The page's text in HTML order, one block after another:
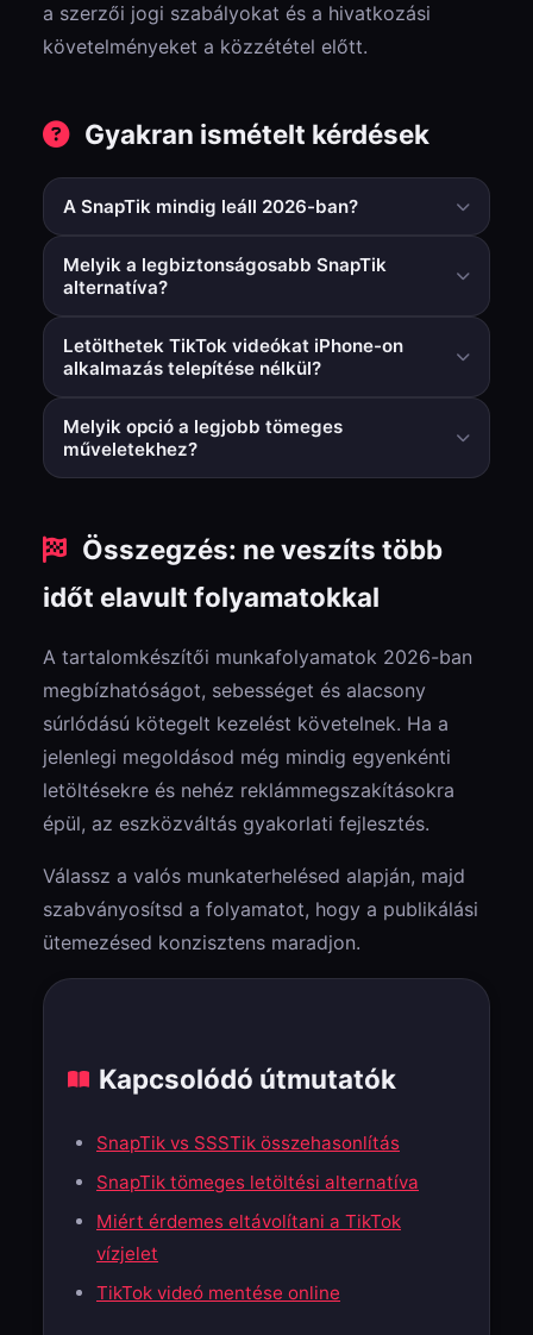
a szerzői jogi szabályokat és a hivatkozási
követelményeket a közzététel előtt.
Gyakran ismételt kérdések
A SnapTik mindig leáll 2026-ban?
Nem mindig, de egyes felhasználók időszakos
problémákat jeleznek a forgalomtól, az elemzési
frissítésektől vagy a regionális útválasztástól függően.
Melyik a legbiztonságosabb SnapTik
alternatíva?
Általában a böngészőalapú eszközök, amelyek nem
igényelnek külön alkalmazástelepítést vagy
eszközengedélyeket, biztonságosabbak és
könnyebben kezelhetők.
Letölthetek TikTok videókat iPhone-on
alkalmazás telepítése nélkül?
Igen. A böngészős munkafolyamat iOS-en és
Androidon is működik külön letöltőalkalmazás
telepítése nélkül.
Melyik opció a legjobb tömeges
műveletekhez?
dolgozol fel videókat.
Összegzés: ne veszíts több
időt elavult folyamatokkal
A tartalomkészítői munkafolyamatok 2026-ban
megbízhatóságot, sebességet és alacsony
súrlódású kötegelt kezelést követelnek. Ha a
jelenlegi megoldásod még mindig egyenkénti
letöltésekre és nehéz reklámmegszakításokra
épül, az eszközváltás gyakorlati fejlesztés.
Válassz a valós munkaterhelésed alapján, majd
szabványosítsd a folyamatot, hogy a publikálási
ütemezésed konzisztens maradjon.
Kapcsolódó útmutatók
SnapTik vs SSSTik összehasonlítás
SnapTik tömeges letöltési alternatíva
Miért érdemes eltávolítani a TikTok
vízjelet
TikTok videó mentése online